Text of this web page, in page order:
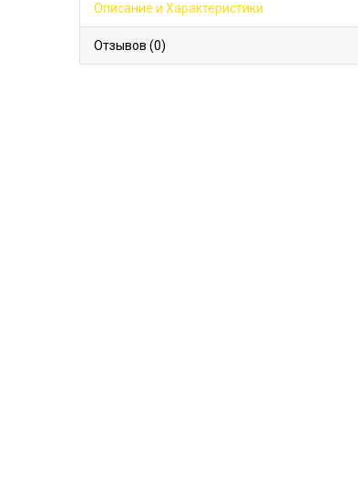
Описание и Характеристики
Отзывов (0)